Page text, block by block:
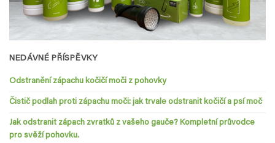
NEDÁVNÉ PŘÍSPĚVKY
Odstranění zápachu kočičí moči z pohovky
Čistič podlah proti zápachu moči: jak trvale odstranit kočičí a psí moč
Jak odstranit zápach zvratků z vašeho gauče? Kompletní průvodce
pro svěží pohovku.